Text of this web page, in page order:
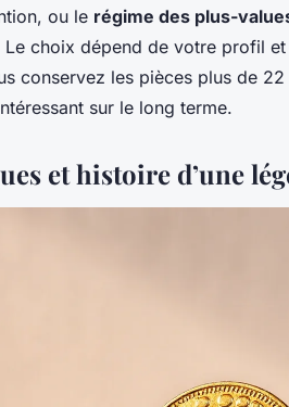
ou le régime des plus-
choix dépend de votre profil
conservez les pièces plus de 22
sur le long terme.
et histoire d’une